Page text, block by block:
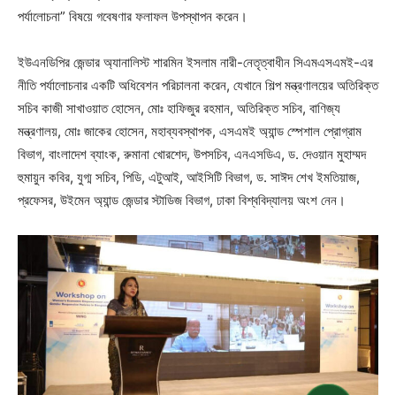
পর্যালোচনা” বিষয়ে গবেষণার ফলাফল উপস্থাপন করেন।
ইউএনডিপির জেন্ডার অ্যানালিস্ট শারমিন ইসলাম নারী-নেতৃত্বাধীন সিএমএসএমই-এর
নীতি পর্যালোচনার একটি অধিবেশন পরিচালনা করেন, যেখানে শিল্প মন্ত্রণালয়ের অতিরিক্ত
সচিব কাজী সাখাওয়াত হোসেন, মোঃ হাফিজুর রহমান, অতিরিক্ত সচিব, বাণিজ্য
মন্ত্রণালয়, মোঃ জাকের হোসেন, মহাব্যবস্থাপক, এসএমই অ্যান্ড স্পেশাল প্রোগ্রাম
বিভাগ, বাংলাদেশ ব্যাংক, রুমানা খোরশেদ, উপসচিব, এনএসডিএ, ড. দেওয়ান মুহাম্মদ
হুমায়ুন কবির, যুগ্ম সচিব, পিডি, এটুআই, আইসিটি বিভাগ, ড. সাঈদ শেখ ইমতিয়াজ,
প্রফেসর, উইমেন অ্যান্ড জেন্ডার স্টাডিজ বিভাগ, ঢাকা বিশ্ববিদ্যালয় অংশ নেন।